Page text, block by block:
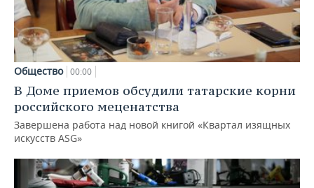
Общество 00:00
В Доме приемов обсудили татарские корни
российского меценатства
Завершена работа над новой книгой «Квартал изящных
искусств ASG»